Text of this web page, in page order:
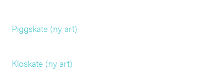
Piggskate (ny art)
Kloskate (ny art)